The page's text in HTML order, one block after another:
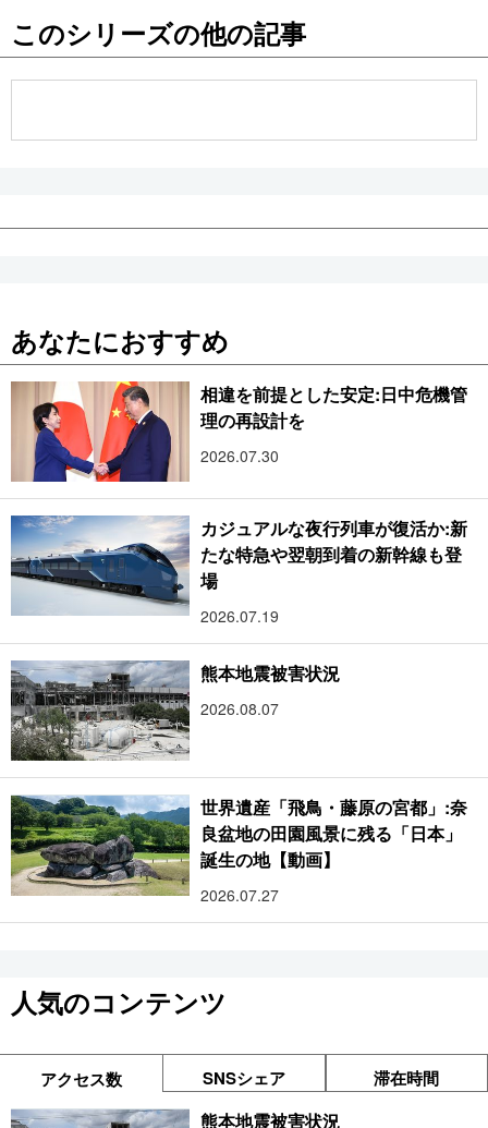
お知らせ
このシリーズの他の記事
あなたにおすすめ
相違を前提とした安定:日中危機管
理の再設計を
2026.07.30
カジュアルな夜行列車が復活か:新
たな特急や翌朝到着の新幹線も登
場
2026.07.19
熊本地震被害状況
2026.08.07
世界遺産「飛鳥・藤原の宮都」:奈
良盆地の田園風景に残る「日本」
誕生の地【動画】
2026.07.27
人気のコンテンツ
アクセス数 SNSシェア 滞在時間
熊本地震被害状況